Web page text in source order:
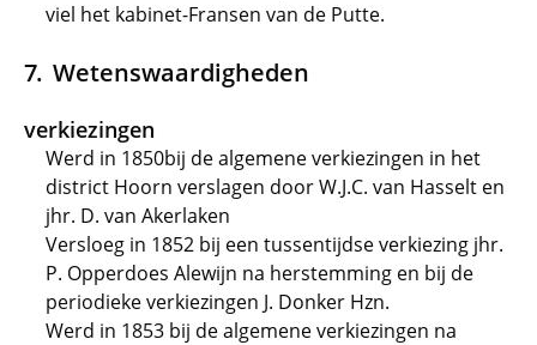
viel het kabinet-Fransen van de Putte.
Wetenswaardigheden
verkiezingen
Werd in 1850bij de algemene verkiezingen in het
district Hoorn verslagen door W.J.C. van Hasselt en
jhr. D. van Akerlaken
Versloeg in 1852 bij een tussentijdse verkiezing jhr.
P. Opperdoes Alewijn na herstemming en bij de
periodieke verkiezingen J. Donker Hzn.
Werd in 1853 bij de algemene verkiezingen na